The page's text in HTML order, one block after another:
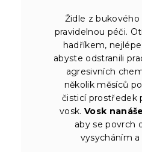
Židle z
pravidelnou péči.
hadříkem,
abyste odstranili
agresivních
několik měsíců
čisticí prostředek
vosk.Vosk
aby se povrch
vysycháním a